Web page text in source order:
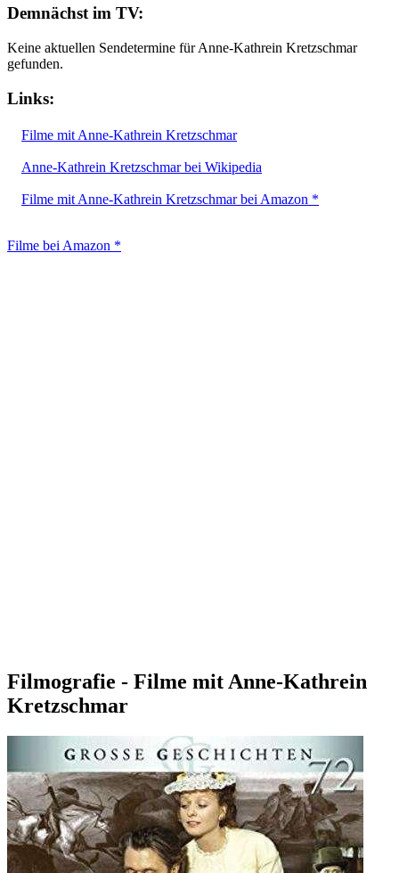
Demnächst im TV:
Keine aktuellen Sendetermine für Anne-Kathrein Kretzschmar
gefunden.
Links:
Filme mit Anne-Kathrein Kretzschmar
Anne-Kathrein Kretzschmar bei Wikipedia
Filme mit Anne-Kathrein Kretzschmar bei Amazon *
Filme bei Amazon *
Filmografie - Filme mit Anne-Kathrein
Kretzschmar